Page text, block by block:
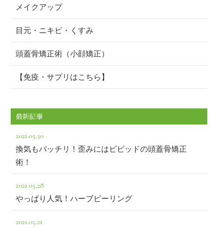
メイクアップ
目元・ニキビ・くすみ
頭蓋骨矯正術（小顔矯正）
【免疫・サプリはこちら】
最新記事
2021.05.30
換気もバッチリ！歪みにはビビッドの頭蓋骨矯正
術！
2021.05.28
やっぱり人気！ハーブピーリング
2021.05.21